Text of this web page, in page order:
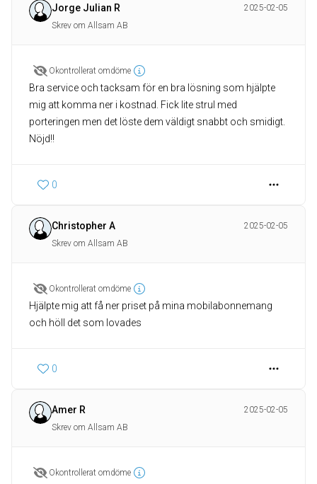
Jorge Julian R
2025-02-05
Skrev om Allsam AB
Okontrollerat omdöme
Bra service och tacksam för en bra lösning som hjälpte
mig att komma ner i kostnad. Fick lite strul med
porteringen men det löste dem väldigt snabbt och smidigt.
Nöjd!!
0
Christopher A
2025-02-05
Skrev om Allsam AB
Okontrollerat omdöme
Hjälpte mig att få ner priset på mina mobilabonnemang
och höll det som lovades
0
Amer R
2025-02-05
Skrev om Allsam AB
Okontrollerat omdöme